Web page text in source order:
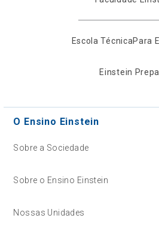
Escola TécnicaPara
Einstein
O Ensino Einstein
Sobre a Sociedade
Sobre o Ensino Einstein
Nossas Unidades